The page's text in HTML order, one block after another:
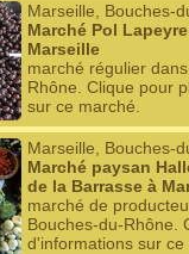
Marseille, Bouches-
Marché Pol
Marseille
marché régulier
Rhône. Clique pour
sur ce marché.
Marseille, Bouches-
Marché paysan
de la Barrasse à
marché de
Bouches-du-Rhône.
d'informations sur ce